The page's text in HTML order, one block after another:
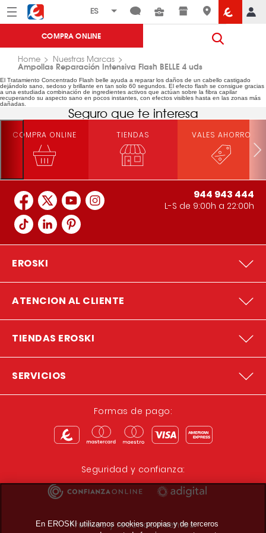
Menú Eroski
COMPRA ONLINE
Home Nuestras Marcas
Ampollas Reparación Intensiva Flash BELLE 4 uds
El Tratamiento Concentrado Flash belle ayuda a reparar los daños de un cabello castigado
dejándolo sano, sedoso y brillante en tan solo 60 segundos. El efecto flash se consigue gracias
a una estudiada combinación de ingredientes activos que actúan sobre la fibra capilar
recuperando su aspecto sano en pocos instantes, con efectos visibles hasta en las zonas más
dañadas.
Seguro que te interesa
COMPRA ONLINE TIENDAS VALES AHORRO
944 943 444
L-S de 9:00h a 22:00h
EROSKI
ATENCION AL CLIENTE
TIENDAS EROSKI
SERVICIOS
Formas de pago:
Seguridad y confianza:
Premios y reconocimientos:
En EROSKI utilizamos cookies propias y de terceros